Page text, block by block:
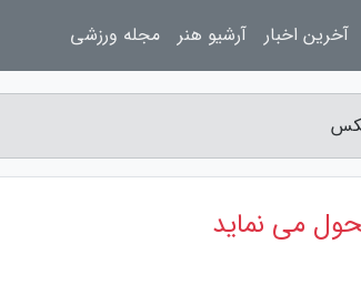
می نماید
آخرین اخبار آرشیو هنر مجله ورزشی